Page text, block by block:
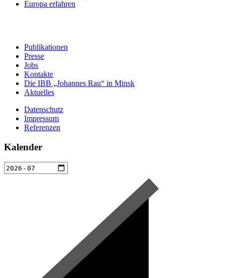
Europa erfahren
Publikationen
Presse
Jobs
Kontakte
Die IBB „Johannes Rau“ in Minsk
Aktuelles
Datenschutz
Impressum
Referenzen
Kalender